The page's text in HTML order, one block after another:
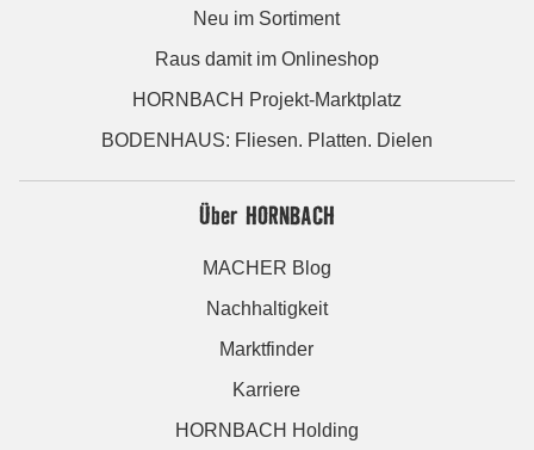
Neu im Sortiment
Raus damit im Onlineshop
HORNBACH Projekt-Marktplatz
BODENHAUS: Fliesen. Platten. Dielen
Über HORNBACH
MACHER Blog
Nachhaltigkeit
Marktfinder
Karriere
HORNBACH Holding